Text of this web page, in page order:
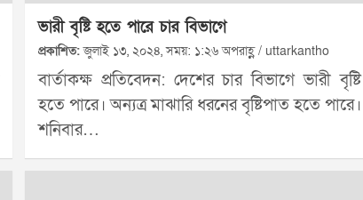
ভারী বৃষ্টি হতে পারে চার বিভাগে
প্রকাশিত:জুলাই ১৩, ২০২৪, সময়: ১:২৬ অপরাহ্ণ / uttarkantho
বার্তাকক্ষ প্রতিবেদন: দেশের চার বিভাগে ভারী বৃষ্টি
হতে পারে। অন্যত্র মাঝারি ধরনের বৃষ্টিপাত হতে পারে।
শনিবার…